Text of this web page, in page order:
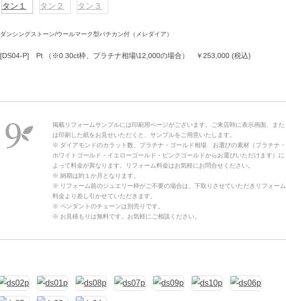
ダンシングストーン/ウールマーク型バチカン付（メレダイア）
[DS04-P] Pt （※0.30ct枠、プラチナ相場\12,000の場合） ￥253,000 (税込)
掲載リフォームサンプルには印刷用ページがございます。ご来店時に表示画面、また
は印刷した紙をお見せいただくと、サンプルをご用意いたします。
※ ダイアモンドのカラット数、プラチナ・ゴールド相場、お選びの素材（プラチナ・
ホワイトゴールド・イエローゴールド・ピンクゴールドからお選びいただけます）に
よって料金が異なります。リフォーム料金はお気軽にお問合せください。
※ 納期は約１か月となります。
※ リフォーム前のジュエリー枠がご不要の場合は、下取りさせていただきリフォーム
料金より差し引かせていただきます。
※ ペンダントのチェーンは別売りです。
※ お見積もりは無料です。お気軽にご相談ください。